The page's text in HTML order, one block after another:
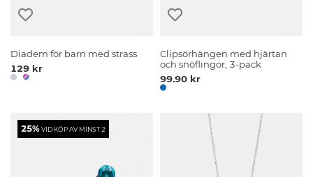
Diadem för barn med strass
129 kr
Clipsörhängen med hjärtan
och snöflingor, 3-pack
99.90 kr
25%VID KÖP AV MINST 2